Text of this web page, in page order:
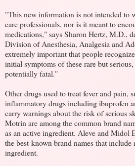
"This new information is not intended to
care professionals, nor is it meant to
medications," says Sharon Hertz, M.D.,
Division of Anesthesia, Analgesia and
extremely important that people
initial symptoms of these rare but
potentially fatal."
Other drugs used to treat fever and pain,
inflammatory drugs including ibuprofen
carry warnings about the risk of serious
Motrin are among the common brand
as an active ingredient. Aleve and Midol
the best-known brand names that include
ingredient.